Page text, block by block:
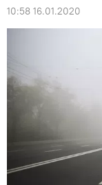
10:58 16.01.2020